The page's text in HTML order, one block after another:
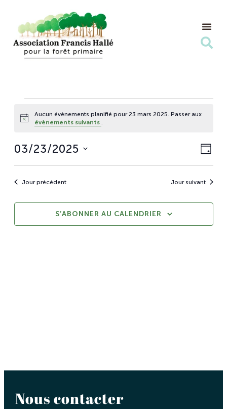
Notice
Aucun évènements planifié pour 23 mars 2025. Passer aux
évènements suivants
de
03/23/2025
date.
Jour précédent Jour suivant
S’ABONNER AU CALENDRIER
Nous contacter